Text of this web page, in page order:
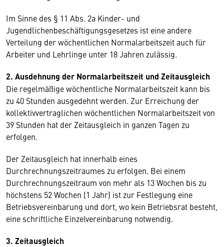
Im Sinne des § 11 Abs. 2a Kinder- und
Jugendlichenbeschäftigungsgesetzes ist eine andere
Verteilung der wöchentlichen Normalarbeitszeit auch für
Arbeiter und Lehrlinge unter 18 Jahren zulässig.
2. Ausdehnung der Normalarbeitszeit und Zeitausgleich
Die regelmäßige wöchentliche Normalarbeitszeit kann bis
zu 40 Stunden ausgedehnt werden. Zur Erreichung der
kollektivvertraglichen wöchentlichen Normalarbeitszeit von
39 Stunden hat der Zeitausgleich in ganzen Tagen zu
erfolgen.
Der Zeitausgleich hat innerhalb eines
Durchrechnungszeitraumes zu erfolgen. Bei einem
Durchrechnungszeitraum von mehr als 13 Wochen bis zu
höchstens 52 Wochen (1 Jahr) ist zur Festlegung eine
Betriebsvereinbarung und dort, wo kein Betriebsrat besteht,
eine schriftliche Einzelvereinbarung notwendig.
3. Zeitausgleich